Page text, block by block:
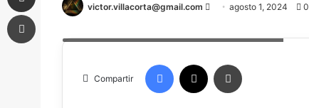
victor.villacorta@gmail.com
Send
email
agosto 1, 2024 0
Compartir
Imprimir